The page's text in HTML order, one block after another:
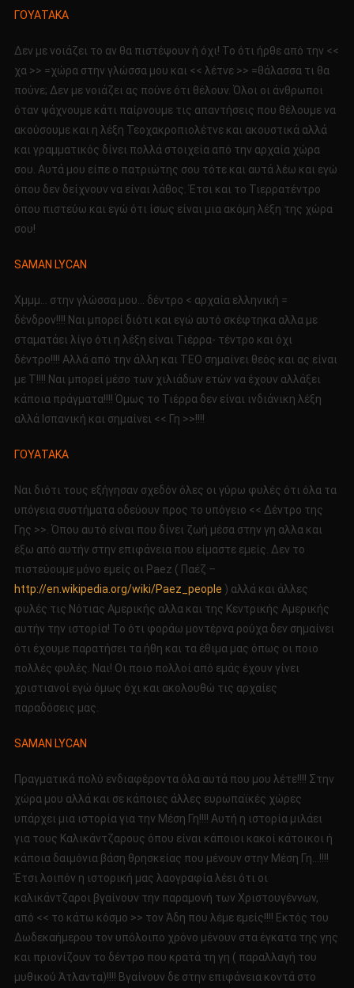
ΓΟΥΑΤΑΚΑ
Δεν με νοιάζει το αν θα πιστέψουν ή όχι! Το ότι ήρθε από την <<
χα >> =χώρα στην γλώσσα μου και << λέτνε >> =θάλασσα τι θα
πούνε; Δεν με νοιάζει ας πούνε ότι θέλουν. Όλοι οι άνθρωποι
όταν ψάχνουμε κάτι παίρνουμε τις απαντήσεις που θέλουμε να
ακούσουμε και η λέξη Τεοχακροπιολέτνε και ακουστικά αλλά
και γραμματικός δίνει πολλά στοιχεία από την αρχαία χώρα
σου. Αυτά μου είπε ο πατριώτης σου τότε και αυτά λέω και εγώ
όπου δεν δείχνουν να είναι λάθος. Έτσι και το Τιερρατέντρο
όπου πιστεύω και εγώ ότι ίσως είναι μια ακόμη λέξη της χώρα
σου!
SAMAN LYCAN
Χμμμ… στην γλώσσα μου… δέντρο < αρχαία ελληνική =
δένδρον!!!! Ναι μπορεί διότι και εγώ αυτό σκέφτηκα αλλα με
σταματάει λίγο ότι η λέξη είναι Τιέρρα- τέντρο και όχι
δέντρο!!!! Αλλά από την άλλη και ΤΕΟ σημαίνει θεός και ας είναι
με Τ!!!! Ναι μπορεί μέσο των χιλιάδων ετών να έχουν αλλάξει
κάποια πράγματα!!!! Όμως το Τιέρρα δεν είναι ινδιάνικη λέξη
αλλά Ισπανική και σημαίνει << Γη >>!!!!
ΓΟΥΑΤΑΚΑ
Ναι διότι τους εξήγησαν σχεδόν όλες οι γύρω φυλές ότι όλα τα
υπόγεια συστήματα οδεύουν προς το υπόγειο << Δέντρο της
Γης >>. Όπου αυτό είναι που δίνει ζωή μέσα στην γη αλλα και
έξω από αυτήν στην επιφάνεια που είμαστε εμείς. Δεν το
πιστεύουμε μόνο εμείς οι Paez ( Παέζ –
http://en.wikipedia.org/wiki/Paez_people ) αλλά και άλλες
φυλές τις Νότιας Αμερικής αλλα και της Κεντρικής Αμερικής
αυτήν την ιστορία! Το ότι φοράω μοντέρνα ρούχα δεν σημαίνει
ότι έχουμε παρατήσει τα ήθη και τα έθιμα μας όπως οι ποιο
πολλές φυλές. Ναι! Οι ποιο πολλοί από εμάς έχουν γίνει
χριστιανοί εγώ όμως όχι και ακολουθώ τις αρχαίες
παραδόσεις μας.
SAMAN LYCAN
Πραγματικά πολύ ενδιαφέροντα όλα αυτά που μου λέτε!!!! Στην
χώρα μου αλλά και σε κάποιες άλλες ευρωπαϊκές χώρες
υπάρχει μια ιστορία για την Μέση Γη!!!! Αυτή η ιστορία μιλάει
για τους Καλικάντζαρους όπου είναι κάποιοι κακοί κάτοικοι ή
κάποια δαιμόνια βάση θρησκείας που μένουν στην Μέση Γη…!!!!
Έτσι λοιπόν η ιστορική μας λαογραφία λέει ότι οι
καλικάντζαροι βγαίνουν την παραμονή των Χριστουγέννων,
από << το κάτω κόσμο >> τον Άδη που λέμε εμείς!!!! Εκτός του
Δωδεκαήμερου τον υπόλοιπο χρόνο μένουν στα έγκατα της γης
και πριονίζουν το δέντρο που κρατά τη γη ( παραλλαγή του
μυθικού Άτλαντα)!!!! Βγαίνουν δε στην επιφάνεια κοντά στο